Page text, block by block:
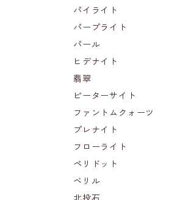
パイライト
パープライト
パール
ヒデナイト
翡翠
ピーターサイト
ファントムクォーツ
プレナイト
フローライト
ペリドット
ベリル